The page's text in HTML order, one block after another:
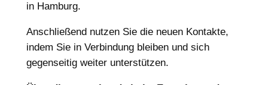
in Hamburg.
Anschließend nutzen Sie die neuen Kontakte,
indem Sie in Verbindung bleiben und sich
gegenseitig weiter unterstützen.